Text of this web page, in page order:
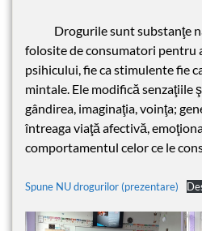
Drogurile sunt substanţe
folosite de consumatori pentru
psihicului, fie ca stimulente fie
mintale. Ele modifică senzaţiile
gândirea, imaginaţia, voinţa;
întreaga viaţă afectivă,
comportamentul celor ce le
Spune NU drogurilor (prezentare)